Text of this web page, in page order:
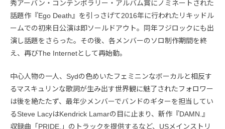
秀アーバン・コンテンポラリー・アルバム賞にノミネートされた
話題作『Ego Death』を引っさげて2016年に行われたリキッドル
ームでの初来日公演は即ソールドアウト。同年フジロックにも出
演し話題をさらった。その後、各メンバーのソロ制作期間を終
え、再びThe Internetとして再始動。
中心人物の一人、Sydの色めいたフェミニンなボーカルと相反す
るマスキュリンな歌詞が生み出す世界観に魅了されたフォロワー
は後を絶たたず、最年少メンバーでバンドのギターを担当してい
るSteve LacyはKendrick Lamarの目に止まり、新作『DAMN.』
収録曲「PRIDE.」のトラックを提供するなど、USメインストリ